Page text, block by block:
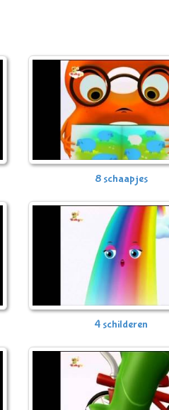
8 schaapjes
4 schilderen